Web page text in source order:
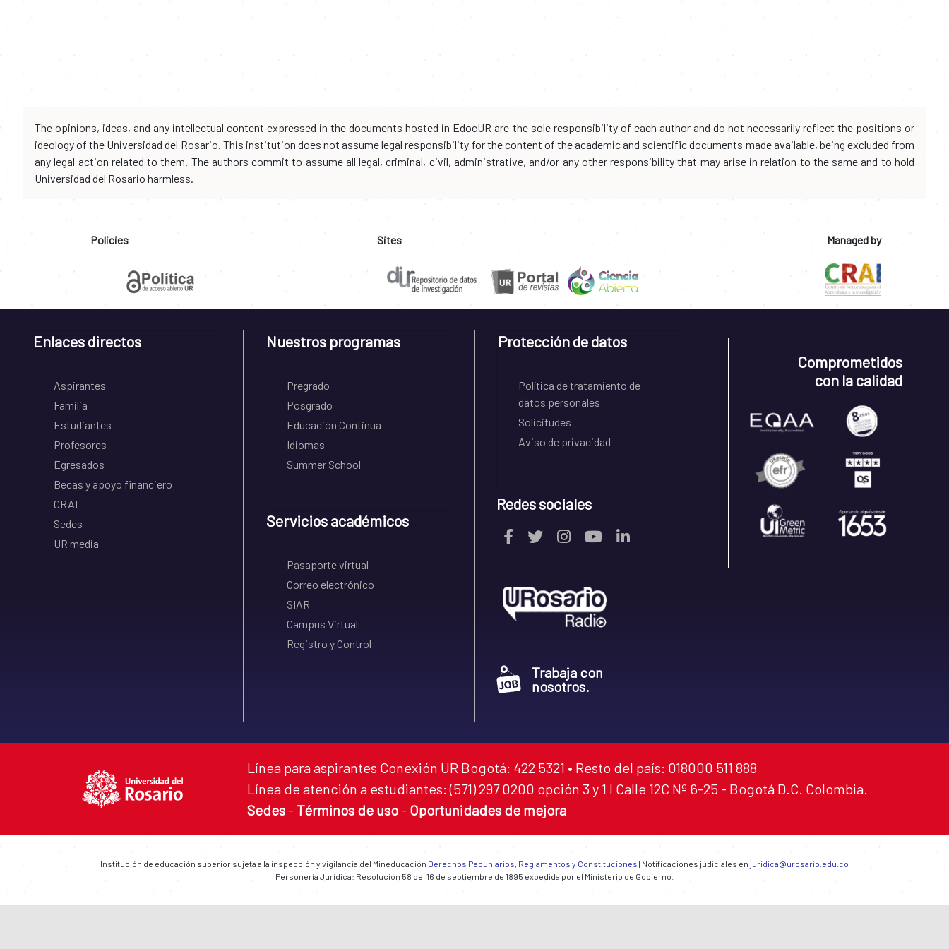
The opinions, ideas, and any intellectual content expressed in the documents hosted in EdocUR are the sole responsibility of each author and do not necessarily reflect the positions or
ideology of the Universidad del Rosario. This institution does not assume legal responsibility for the content of the academic and scientific documents made available, being excluded from
any legal action related to them. The authors commit to assume all legal, criminal, civil, administrative, and/or any other responsibility that may arise in relation to the same and to hold
Universidad del Rosario harmless.
Policies Sites Managed by
Enlaces directos
Aspirantes
Familia
Estudiantes
Profesores
Egresados
Becas y apoyo financiero
CRAI
Sedes
UR media
Nuestros programas
Pregrado
Posgrado
Educación Continua
Idiomas
Summer School
Servicios académicos
Pasaporte virtual
Correo electrónico
SIAR
Campus Virtual
Registro y Control
Protección de datos
Política de tratamiento de
datos personales
Solicitudes
Aviso de privacidad
Redes sociales
Trabaja con
nosotros.
Comprometidos
con la calidad
Línea para aspirantes Conexión UR Bogotá: 422 5321 • Resto del país: 018000 511 888
Línea de atención a estudiantes: (571) 297 0200 opción 3 y 1 I Calle 12C Nº 6-25 - Bogotá D.C. Colombia.
Sedes - Términos de uso - Oportunidades de mejora
Institución de educación superior sujeta a la inspección y vigilancia del Mineducación Derechos Pecuniarios, Reglamentos y Constituciones | Notificaciones judiciales en juridica@urosario.edu.co
Personería Jurídica: Resolución 58 del 16 de septiembre de 1895 expedida por el Ministerio de Gobierno.